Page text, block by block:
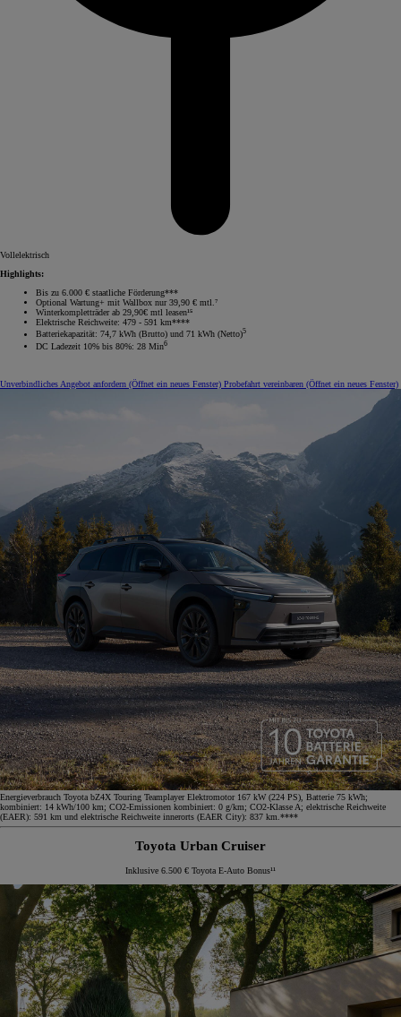
Vollelektrisch
Highlights:
Bis zu 6.000 € staatliche Förderung***
Optional Wartung+ mit Wallbox nur 39,90 € mtl.⁷
Winterkompletträder ab 29,90€ mtl leasen¹⁵
Elektrische Reichweite: 479 - 591 km****
Batteriekapazität: 74,7 kWh (Brutto) und 71 kWh (Netto)5
DC Ladezeit 10% bis 80%: 28 Min6
Unverbindliches Angebot anfordern (Öffnet ein neues Fenster) Probefahrt vereinbaren (Öffnet ein neues Fenster)
Energieverbrauch Toyota bZ4X Touring Teamplayer Elektromotor 167 kW (224 PS), Batterie 75 kWh;
kombiniert: 14 kWh/100 km; CO2-Emissionen kombiniert: 0 g/km; CO2-Klasse A; elektrische Reichweite
(EAER): 591 km und elektrische Reichweite innerorts (EAER City): 837 km.****
Toyota Urban Cruiser
Inklusive 6.500 € Toyota E-Auto Bonus¹¹